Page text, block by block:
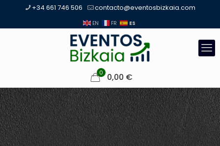
+34 661 746 506 contacto@eventosbizkaia.com
EN FR ES
0 0,00 €